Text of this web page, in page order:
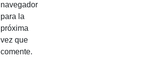
navegador
para la
próxima
vez que
comente.